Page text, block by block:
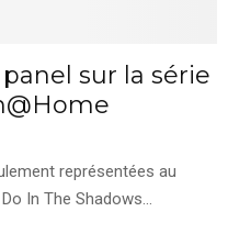
sur la série
représentées au
In The Shadows...